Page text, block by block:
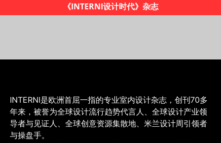
2019米兰设计地图
INTERNI是欧洲首屈一指的专业室内设计杂志，创刊70多
年来，被誉为全球设计流行趋势代言人、全球设计产业领
导者与见证人、全球创意资源集散地、米兰设计周引领者
与操盘手。